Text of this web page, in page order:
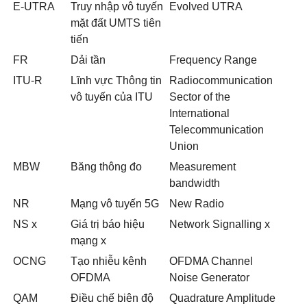
E-UTRA
Truy nhập vô tuyến
mặt đất UMTS tiên
tiến
Evolved UTRA
FR Dải tần
Frequency Range
ITU-R
Lĩnh vực Thông tin
vô tuyến của ITU
Radiocommunication
Sector of the
International
Telecommunication
Union
MBW
Băng thông đo
Measurement
bandwidth
NR
Mạng vô tuyến 5G
New Radio
NS x
Giá trị báo hiệu
mạng x
Network Signalling x
OCNG Tạo nhiễu kênh
OFDMA
OFDMA Channel
Noise Generator
QAM
Điều chế biên độ
Quadrature Amplitude